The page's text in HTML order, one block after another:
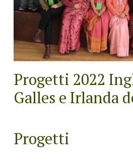
Progetti 2022
Galles e Irlanda
Progetti